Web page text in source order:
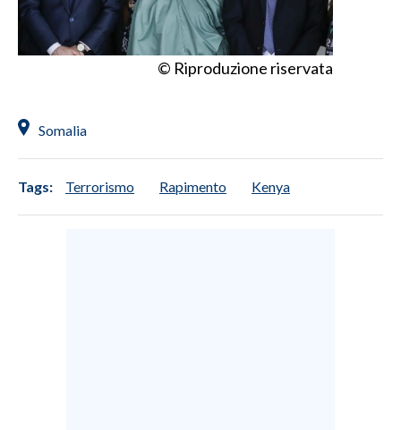
© Riproduzione riservata
Somalia
Tags: Terrorismo Rapimento Kenya